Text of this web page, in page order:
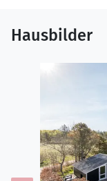
Naturgrundstück.
1500 m. Die
entfernt. Es
Verfügung.
Einrichtung
Das Ferienhaus
Schlafplätze
(4-11 Jahre). Die
Hausbilder